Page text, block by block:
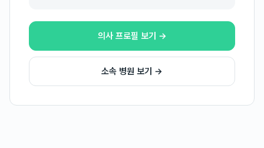
의사 프로필 보기 →
소속 병원 보기 →